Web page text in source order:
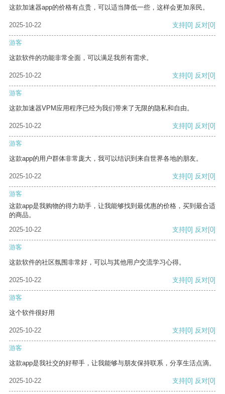
这款加速器app的价格有点贵，可以适当降低一些，这样会更加亲民。
2025-10-22 支持[0] 反对[0]
游客
这款软件的功能非常全面，可以满足我所有需求。
2025-10-22 支持[0] 反对[0]
游客
这款加速器VPM应用程序已经为我们带来了无限的隐私和自由。
2025-10-22 支持[0] 反对[0]
游客
这款app的用户群体非常庞大，我可以结识到来自世界各地的朋友。
2025-10-22 支持[0] 反对[0]
游客
这款app是我购物的得力助手，让我能够找到最优惠的价格，买到最合适
的商品。
2025-10-22
支持[0] 反对[0]
游客
这款软件的社区氛围非常好，可以与其他用户交流学习心得。
2025-10-22 支持[0] 反对[0]
游客
这个软件很好用
2025-10-22 支持[0] 反对[0]
游客
这款app是我社交的好帮手，让我能够与朋友保持联系，分享生活点滴。
2025-10-22 支持[0] 反对[0]